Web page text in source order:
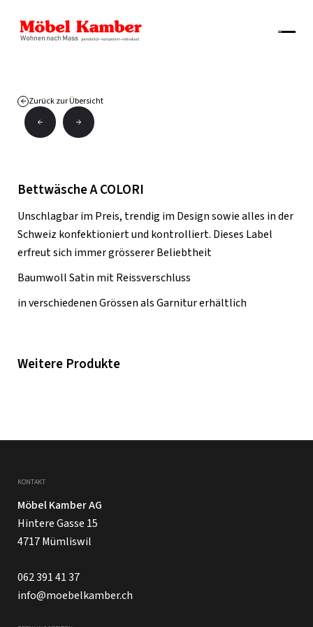
Zurück zur Übersicht
Bettwäsche A COLORI
Unschlagbar im Preis, trendig im Design sowie alles in der
Schweiz konfektioniert und kontrolliert. Dieses Label
erfreut sich immer grösserer Beliebtheit
Baumwoll Satin mit Reissverschluss
in verschiedenen Grössen als Garnitur erhältlich
Weitere Produkte
KONTAKT
Möbel Kamber AG
Hintere Gasse 15
4717 Mümliswil
062 391 41 37
info@moebelkamber.ch